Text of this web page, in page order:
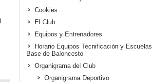
Cookies
El Club
Equipos y Entrenadores
Horario Equipos Tecnificación y Escuelas
Base de Baloncesto
Organigrama del Club
Organigrama Deportivo